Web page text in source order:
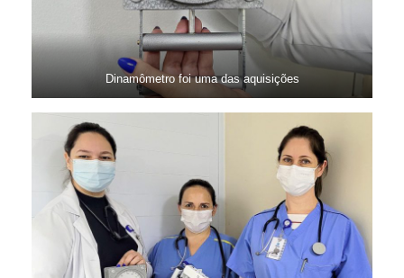
Dinamômetro foi uma das aquisições